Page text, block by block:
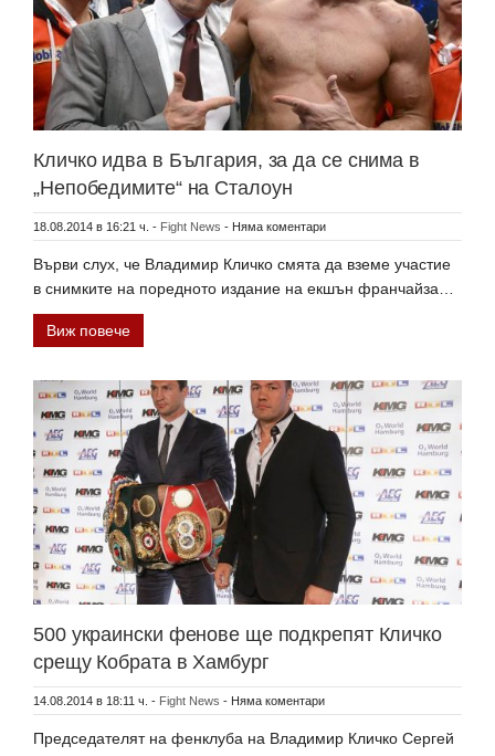
Кличко идва в България, за да се снима в
„Непобедимите“ на Сталоун
18.08.2014 в 16:21 ч. - Fight News - Няма коментари
Върви слух, че Владимир Кличко смята да вземе участие
в снимките на поредното издание на екшън франчайза…
Виж повече
500 украински фенове ще подкрепят Кличко
срещу Кобрата в Хамбург
14.08.2014 в 18:11 ч. - Fight News - Няма коментари
Председателят на фенклуба на Владимир Кличко Сергей